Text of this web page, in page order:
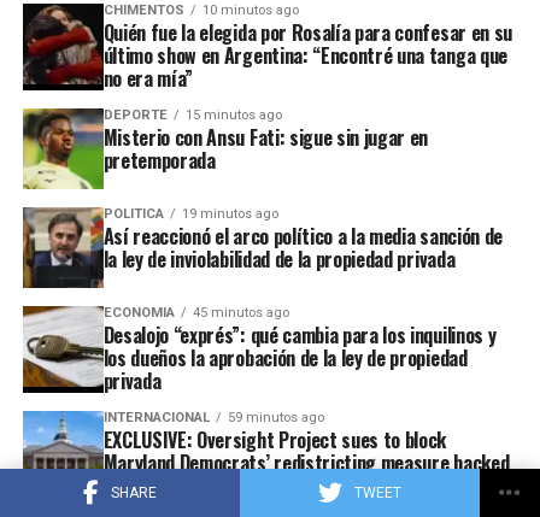
SHARE TWEET
Hasta el momento, el único gobernador que se
CHIMENTOS 10 minutos ago
Quién fue la elegida por Rosalía para confesar en su
último show en Argentina: “Encontré una tanga que
no era mía”
DEPORTE 15 minutos ago
Misterio con Ansu Fati: sigue sin jugar en
pretemporada
POLITICA 19 minutos ago
Así reaccionó el arco político a la media sanción de
la ley de inviolabilidad de la propiedad privada
ECONOMIA 45 minutos ago
Desalojo “exprés”: qué cambia para los inquilinos y
los dueños la aprobación de la ley de propiedad
privada
INTERNACIONAL 59 minutos ago
EXCLUSIVE: Oversight Project sues to block
Maryland Democrats’ redistricting measure backed
by Gov Moore